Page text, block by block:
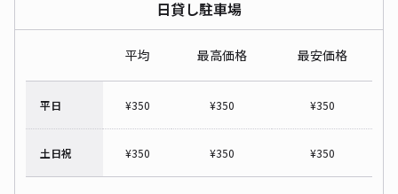
日貸し駐車場
平均 最高価格 最安価格
平日 ¥350 ¥350 ¥350
土日祝 ¥350 ¥350 ¥350